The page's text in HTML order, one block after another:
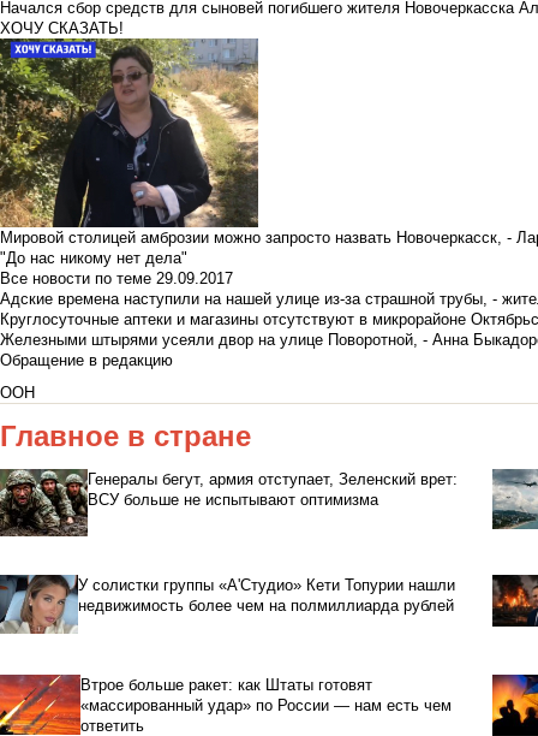
Начался сбор средств для сыновей погибшего жителя Новочеркасска
ХОЧУ СКАЗАТЬ!
Мировой столицей амброзии можно запросто назвать Новочеркасск, -
"До нас никому нет дела"
Все новости по теме 29.09.2017
Адские времена наступили на нашей улице из-за страшной трубы, -
Круглосуточные аптеки и магазины отсутствуют в микрорайоне
Железными штырями усеяли двор на улице Поворотной, - Анна
Обращение в редакцию
ООН
Главное в стране
Генералы бегут, армия отступает, Зеленский врет:
ВСУ больше не испытывают оптимизма
У солистки группы «А'Студио» Кети Топурии нашли
недвижимость более чем на полмиллиарда рублей
Втрое больше ракет: как Штаты готовят
«массированный удар» по России — нам есть чем
ответить